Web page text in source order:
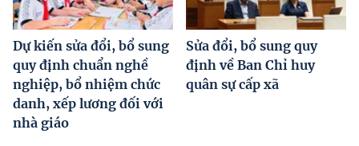
Dự kiến sửa đổi, bổ sung
quy định chuẩn nghề
nghiệp, bổ nhiệm chức
danh, xếp lương đối với
nhà giáo
Sửa đổi, bổ sung quy
định về Ban Chỉ huy
quân sự cấp xã